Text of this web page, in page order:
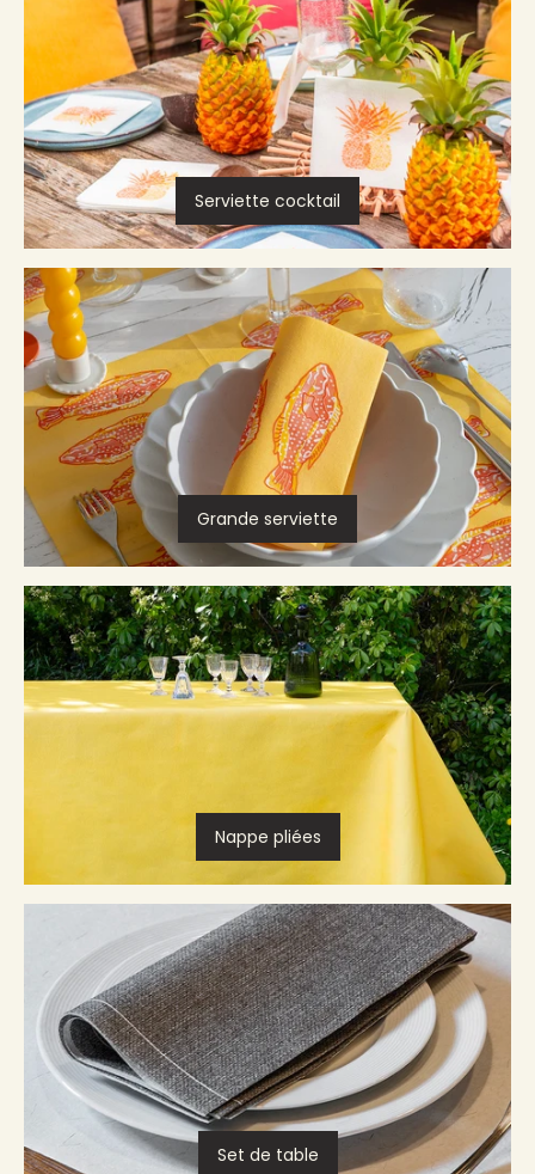
Serviette cocktail
Grande serviette
Nappe pliées
Set de table